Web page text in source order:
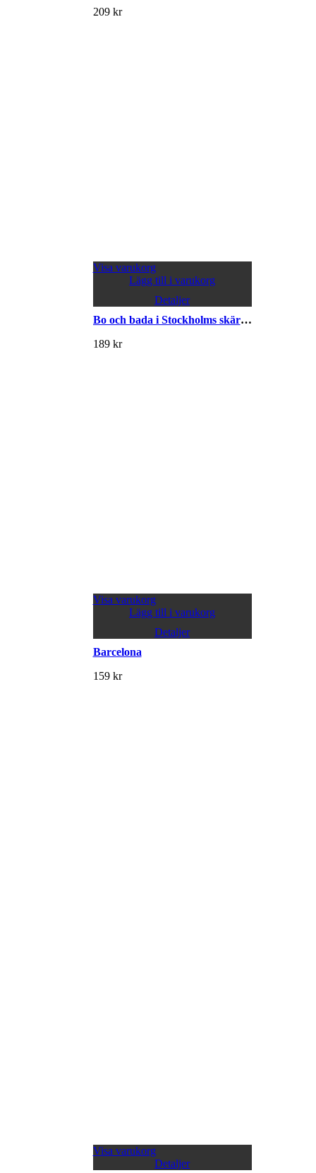
209 kr
Visa varukorg
Lägg till i varukorg
Detaljer
Bo och bada i Stockholms skärgård
189 kr
Visa varukorg
Lägg till i varukorg
Detaljer
Barcelona
159 kr
Visa varukorg
Detaljer